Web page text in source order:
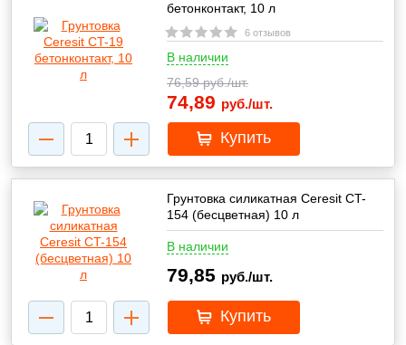
бетонконтакт, 10 л
6 отзывов
В наличии
76,59руб./шт.
74,89 руб./шт.
Купить
Грунтовка силикатная Ceresit CT-
154 (бесцветная) 10 л
В наличии
79,85 руб./шт.
Купить